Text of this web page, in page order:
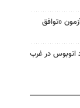
«توافق
اتوبوس در غرب